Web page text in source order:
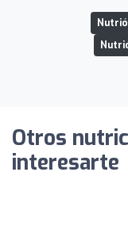
Otros
interesarte